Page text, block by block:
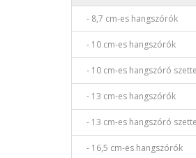
- 8,7 cm-es hangszórók
- 10 cm-es hangszórók
- 10 cm-es hangszóró
- 13 cm-es hangszórók
- 13 cm-es hangszóró
- 16,5 cm-es hangszórók